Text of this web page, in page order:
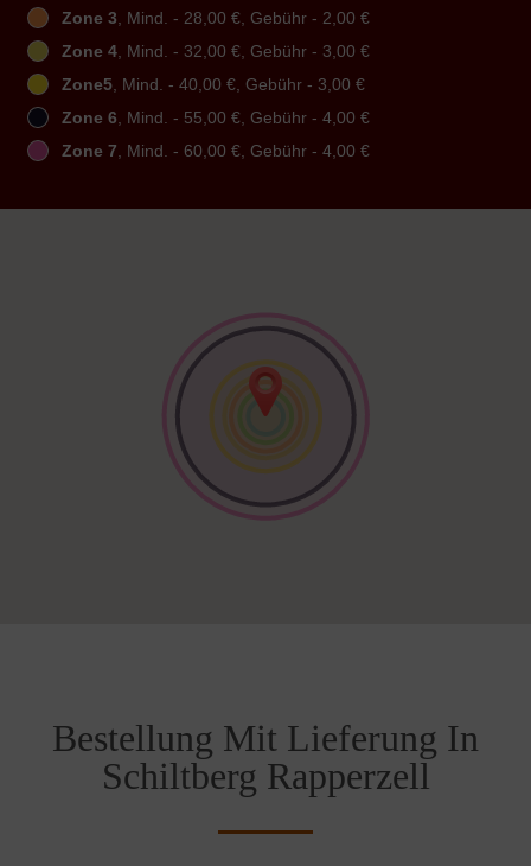
Zone 3, Mind. - 28,00 €, Gebühr - 2,00 €
Zone 4, Mind. - 32,00 €, Gebühr - 3,00 €
Zone5, Mind. - 40,00 €, Gebühr - 3,00 €
Zone 6, Mind. - 55,00 €, Gebühr - 4,00 €
Zone 7, Mind. - 60,00 €, Gebühr - 4,00 €
Bestellung Mit Lieferung In
Schiltberg Rapperzell